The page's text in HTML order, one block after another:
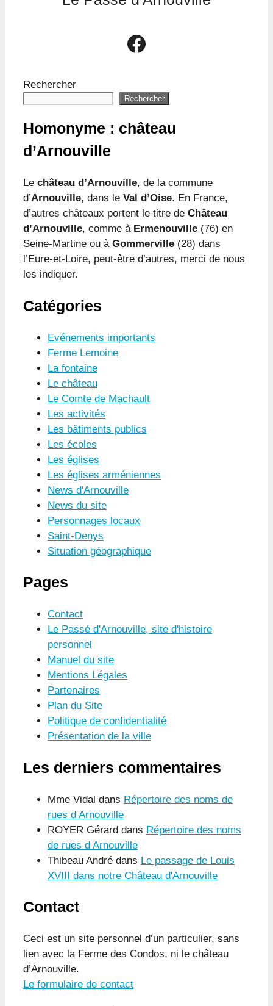
Le groupe Facebook Le Passé d'Arnouville
Rechercher
Rechercher
Homonyme : château
d’Arnouville
Le château d’Arnouville, de la commune
d’Arnouville, dans le Val d’Oise. En France,
d’autres châteaux portent le titre de Château
d’Arnouville, comme à Ermenouville (76) en
Seine-Martine ou à Gommerville (28) dans
l’Eure-et-Loire, peut-être d’autres, merci de nous
les indiquer.
Catégories
Evénements importants
Ferme Lemoine
La fontaine
Le château
Le Comte de Machault
Les activités
Les bâtiments publics
Les écoles
Les églises
Les églises arméniennes
News d'Arnouville
News du site
Personnages locaux
Saint-Denys
Situation géographique
Pages
Contact
Le Passé d'Arnouville, site d'histoire
personnel
Manuel du site
Mentions Légales
Partenaires
Plan du Site
Politique de confidentialité
Présentation de la ville
Les derniers commentaires
Mme Vidal dans Répertoire des noms de
rues d Arnouville
ROYER Gérard dans Répertoire des noms
de rues d Arnouville
Thibeau André dans Le passage de Louis
XVIII dans notre Château d'Arnouville
Contact
Ceci est un site personnel d’un particulier, sans
lien avec la Ferme des Condos, ni le château
d’Arnouville.
Le formulaire de contact